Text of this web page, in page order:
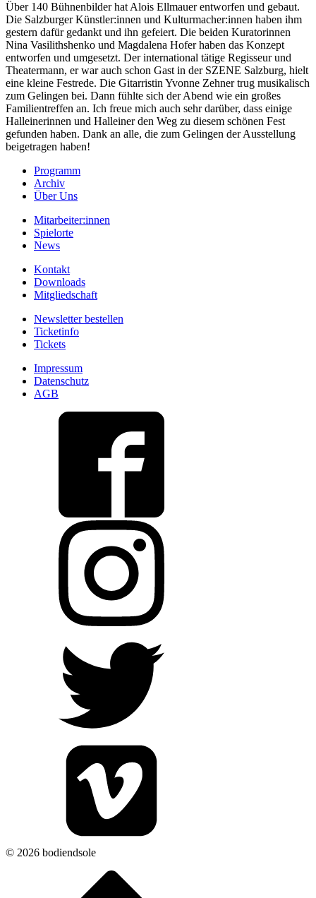
Über 140 Bühnenbilder hat Alois Ellmauer entworfen und gebaut.
Die Salzburger Künstler:innen und Kulturmacher:innen haben ihm
gestern dafür gedankt und ihn gefeiert. Die beiden Kuratorinnen
Nina Vasilithshenko und Magdalena Hofer haben das Konzept
entworfen und umgesetzt. Der international tätige Regisseur und
Theatermann, er war auch schon Gast in der SZENE Salzburg, hielt
eine kleine Festrede. Die Gitarristin Yvonne Zehner trug musikalisch
zum Gelingen bei. Dann fühlte sich der Abend wie ein großes
Familientreffen an. Ich freue mich auch sehr darüber, dass einige
Halleinerinnen und Halleiner den Weg zu diesem schönen Fest
gefunden haben. Dank an alle, die zum Gelingen der Ausstellung
beigetragen haben!
Programm
Archiv
Über Uns
Mitarbeiter:innen
Spielorte
News
Kontakt
Downloads
Mitgliedschaft
Newsletter bestellen
Ticketinfo
Tickets
Impressum
Datenschutz
AGB
© 2026 bodiendsole